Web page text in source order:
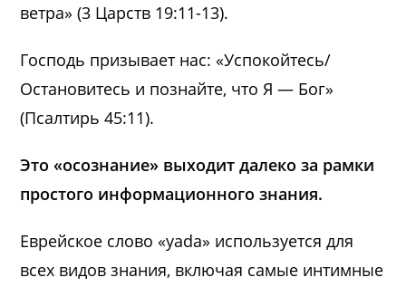
ветра» (3 Царств 19:11-13).
Господь призывает нас: «Успокойтесь/
Остановитесь и познайте, что Я — Бог»
(Псалтирь 45:11).
Это «осознание» выходит далеко за рамки
простого информационного знания.
Еврейское слово «yada» используется для
всех видов знания, включая самые интимные